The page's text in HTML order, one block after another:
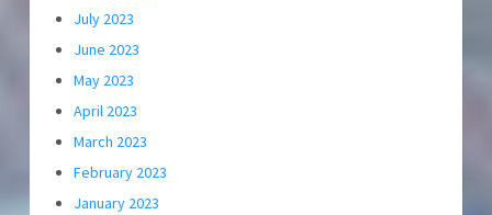
July 2023
June 2023
May 2023
April 2023
March 2023
February 2023
January 2023